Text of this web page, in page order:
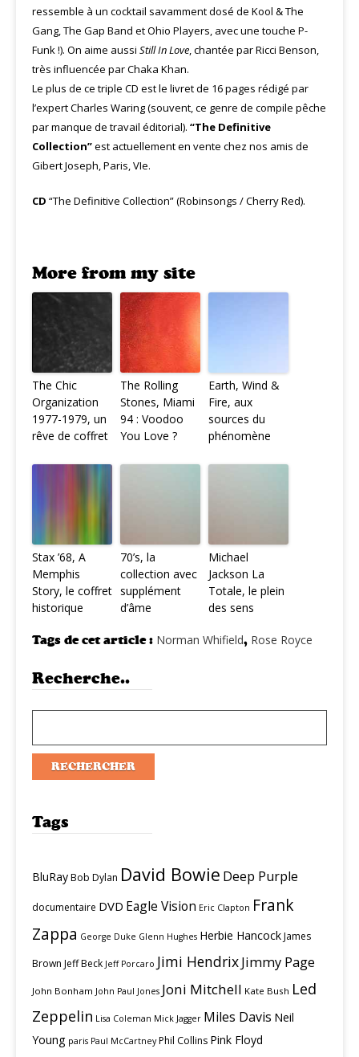
ressemble à un cocktail savamment dosé de Kool & The
Gang, The Gap Band et Ohio Players, avec une touche P-
Funk !). On aime aussi Still In Love, chantée par Ricci Benson,
très influencée par Chaka Khan.
Le plus de ce triple CD est le livret de 16 pages rédigé par
l’expert Charles Waring (souvent, ce genre de compile pêche
par manque de travail éditorial). “The Definitive
Collection”est actuellement en vente chez nos amis de
Gibert Joseph, Paris, VIe.
CD “The Definitive Collection” (Robinsongs / Cherry Red).
More from my site
The Chic
Organization
1977-1979, un
rêve de coffret
The Rolling
Stones, Miami
94 : Voodoo
You Love ?
Earth, Wind &
Fire, aux
sources du
phénomène
Stax ’68, A
Memphis
Story, le coffret
historique
70’s, la
collection avec
supplément
d’âme
Michael
Jackson La
Totale, le plein
des sens
Tags de cet article : Norman Whifield, Rose Royce
Recherche..
Tags
BluRayBob Dylan David Bowie Deep Purple
documentaire DVD Eagle Vision Eric Clapton Frank
Zappa George Duke Glenn Hughes Herbie HancockJames
Brown Jeff Beck Jeff Porcaro Jimi HendrixJimmy Page
John Bonham John Paul Jones Joni Mitchell Kate Bush Led
Zeppelin Lisa Coleman Mick Jagger Miles Davis Neil
Young paris Paul McCartney Phil Collins Pink Floyd